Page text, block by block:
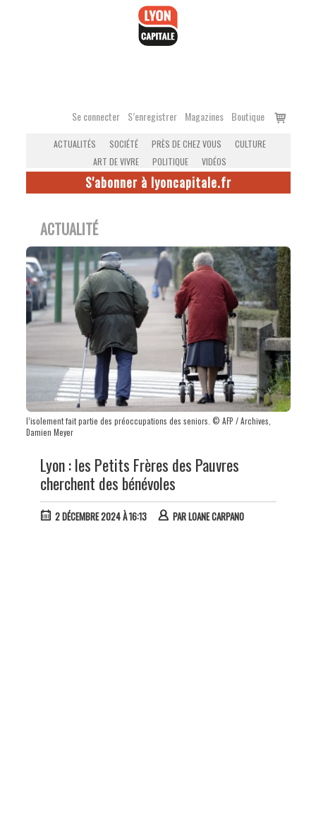
Se connecter S’enregistrer Magazines Boutique
Voir
ACTUALITÉS SOCIÉTÉ PRÈS DE CHEZ VOUS
CULTURE
ART DE VIVRE
POLITIQUE VIDÉOS
S'abonner à lyoncapitale.fr
ACTUALITÉ
l’isolement fait partie des préoccupations des seniors. © AFP / Archives,
Damien Meyer
Lyon : les Petits Frères des Pauvres
cherchent des bénévoles
2 DÉCEMBRE 2024 À 16:13 PARLOANE CARPANO